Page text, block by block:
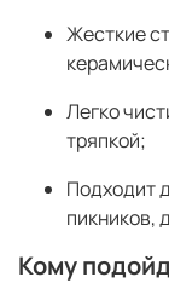
Жесткие
Легко
тряпкой;
Подходит
пикников,
Кому